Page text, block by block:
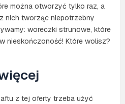
można otworzyć tylko raz, a
nich tworząc niepotrzebny
woreczki strunowe, które
nieskończoność! Które wolisz?
z tej oferty trzeba użyć